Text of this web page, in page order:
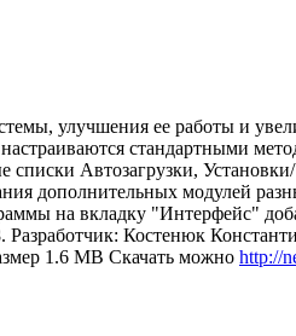
улучшения ее работы и
стандартными
списки Автозагрузки,
дополнительных модулей
на вкладку "Интерфейс"
Костенюк
1.6 MB Скачать можно http://